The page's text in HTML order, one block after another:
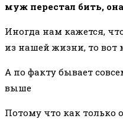
муж перестал бить,
Иногда нам кажется,
из нашей жизни, то
А по факту бывает
выше
Потому что как только